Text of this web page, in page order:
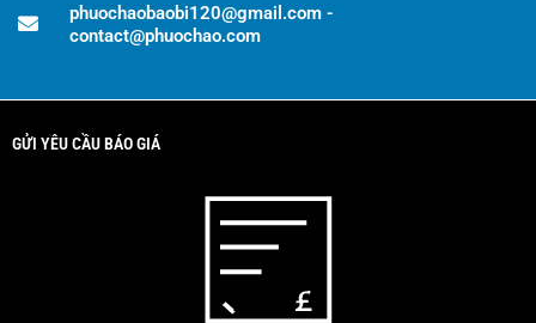
phuochaobaobi120@gmail.com -
contact@phuochao.com
GỬI YÊU CẦU BÁO GIÁ